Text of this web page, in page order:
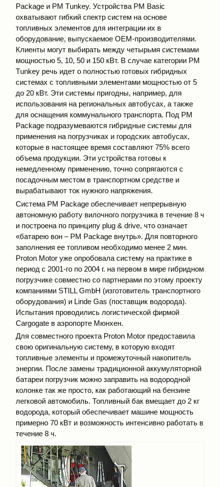
Расkage и РМ Тunkey. Устройства РМ Basiс
охватывают гибкий спектр систем на основе
топливных элементов для интеграции их в
оборудование, выпускаемое ОЕМ-производителями.
Клиенты могут выбирать между четырьмя системами
мощностью 5, 10, 50 и 150 кВт. В случае категории РМ
Тunkey речь идет о полностью готовых гибридных
системах с топливными элементами мощностью от 5
до 20 кВт. Эти системы пригодны, например, для
использования на региональных автобусах, а также
для оснащения коммунального транспорта. Под РМ
Расkage подразумеваются гибридные системы для
применения на погрузчиках и городских автобусах,
которые в настоящее время составляют 75% всего
объема продукции. Эти устройства готовы к
немедленному применению, точно сопрягаются с
посадочным местом в транспортном средстве и
вырабатывают ток нужного напряжения.
Система РМ Расkage обеспечивает непрерывную
автономную работу вилочного погрузчика в течение 8 ч
и построена по принципу plug & drive, что означает
«батарею вон – РМ Расkage внутрь». Для повторного
заполнения ее топливом необходимо менее 2 мин.
Proton Motor уже опробовала систему на практике в
период с 2001-го по 2004 г. на первом в мире гибридном
погрузчике совместно со партнерами по этому проекту
компаниями STILL GmbH (изготовитель транспортного
оборудования) и Linde Gas (поставщик водорода).
Испытания проводились логистической фирмой
Сargogate в аэропорте Мюнхен.
Для совместного проекта Proton Motor предоставила
свою оригинальную систему, в которую входят
топливные элементы и промежуточный накопитель
энергии. После замены традиционной аккумуляторной
батареи погрузчик можно заправить на водородной
колонке так же просто, как работающий на бензине
легковой автомобиль. Топливный бак вмещает до 2 кг
водорода, который обеспечивает машине мощность
примерно 70 кВт и возможность интенсивно работать в
течение 8 ч.